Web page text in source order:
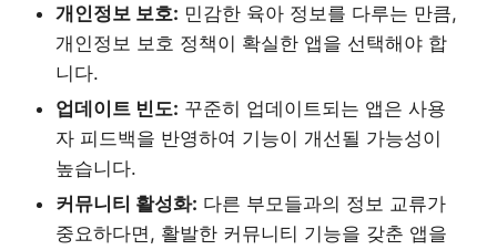
개인정보 보호: 민감한 육아 정보를 다루는 만큼,
개인정보 보호 정책이 확실한 앱을 선택해야 합
니다.
업데이트 빈도: 꾸준히 업데이트되는 앱은 사용
자 피드백을 반영하여 기능이 개선될 가능성이
높습니다.
커뮤니티 활성화: 다른 부모들과의 정보 교류가
중요하다면, 활발한 커뮤니티 기능을 갖춘 앱을